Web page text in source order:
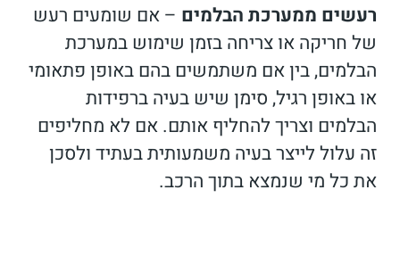
רעשים ממערכת הבלמים – אם שומעים רעש
של חריקה או צריחה בזמן שימוש במערכת
הבלמים, בין אם משתמשים בהם באופן פתאומי
או באופן רגיל, סימן שיש בעיה ברפידות
הבלמים וצריך להחליף אותם. אם לא מחליפים
זה עלול לייצר בעיה משמעותית בעתיד ולסכן
את כל מי שנמצא בתוך הרכב.